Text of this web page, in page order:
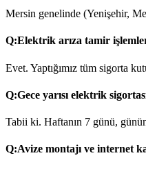
Mersin genelinde (Yenişehir,
Q:Elektrik arıza tamir
Evet. Yaptığımız tüm sigorta
Q:Gece yarısı elektrik
Tabii ki. Haftanın 7 günü,
Q:Avize montajı ve internet